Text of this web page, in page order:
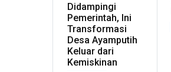
Didampingi
Pemerintah, Ini
Transformasi
Desa Ayamputih
Keluar dari
Kemiskinan